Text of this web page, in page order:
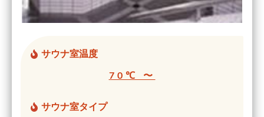
サウナ室温度
70℃ 〜
サウナ室タイプ